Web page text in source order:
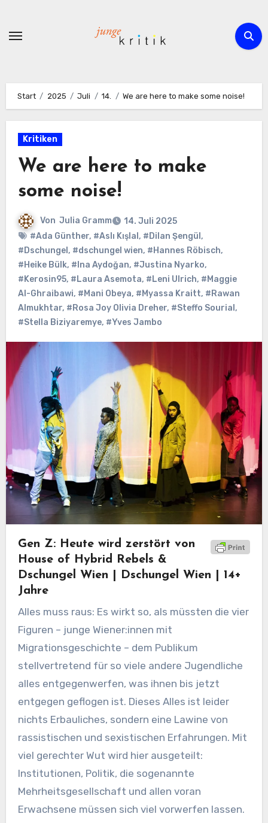
springen
Start 2025 Juli 14. We are here to make some noise!
Kritiken
We are here to make
some noise!
Von Julia Gramm
14. Juli 2025
#Ada Günther, #Aslı Kışlal , #Dilan Şengül ,
#Dschungel , #dschungel wien, #Hannes Röbisch,
#Heike Bülk, #Ina Aydoğan, #Justina Nyarko,
#Kerosin95, #Laura Asemota, #Leni Ulrich, #Maggie
Al-Ghraibawi, #Mani Obeya, #Myassa Kraitt, #Rawan
Almukhtar, #Rosa Joy Olivia Dreher, #Steffo Sourial ,
#Stella Biziyaremye, #Yves Jambo
Gen Z: Heute wird zerstört von
House of Hybrid Rebels &
Dschungel Wien | Dschungel Wien | 14+
Jahre
Alles muss raus: Es wirkt so, als müssten die vier
Figuren – junge Wiener:innen mit
Migrationsgeschichte – dem Publikum
stellvertretend für so viele andere Jugendliche
alles entgegenwerfen, was ihnen bis jetzt
entgegen geflogen ist. Dieses Alles ist leider
nichts Erbauliches, sondern eine Lawine von
rassistischen und sexistischen Erfahrungen. Mit
viel gerechter Wut wird hier ausgeteilt:
Institutionen, Politik, die sogenannte
Mehrheitsgesellschaft und allen voran
Erwachsene müssen sich viel vorwerfen lassen.